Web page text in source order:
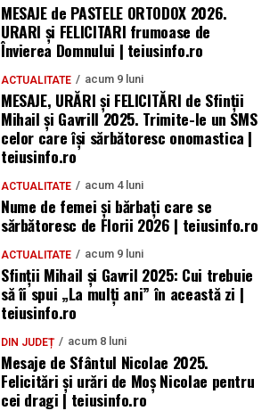
MESAJE de PASTELE ORTODOX 2026.
URARI și FELICITARI frumoase de
Învierea Domnului | teiusinfo.ro
ACTUALITATE acum 9 luni
MESAJE, URĂRI și FELICITĂRI de Sfinții
Mihail și Gavrill 2025. Trimite-le un SMS
celor care își sărbătoresc onomastica |
teiusinfo.ro
ACTUALITATE acum 4 luni
Nume de femei și bărbați care se
sărbătoresc de Florii 2026 | teiusinfo.ro
ACTUALITATE acum 9 luni
Sfinții Mihail și Gavril 2025: Cui trebuie
să îi spui „La mulţi ani” în această zi |
teiusinfo.ro
DIN JUDEȚ acum 8 luni
Mesaje de Sfântul Nicolae 2025.
Felicitări și urări de Moș Nicolae pentru
cei dragi | teiusinfo.ro